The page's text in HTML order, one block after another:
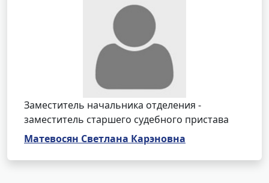
Заместитель начальника отделения -
заместитель старшего судебного пристава
Матевосян Светлана Карэновна